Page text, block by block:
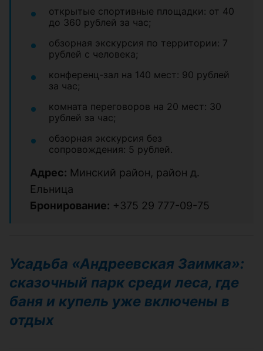
открытые спортивные площадки: от 40
до 360 рублей за час;
обзорная экскурсия по территории: 7
рублей с человека;
конференц-зал на 140 мест: 90 рублей
за час;
комната переговоров на 20 мест: 30
рублей за час;
обзорная экскурсия без
сопровождения: 5 рублей.
Адрес: Минский район, район д.
Ельница
Бронирование: +375 29 777-09-75
Усадьба «Андреевская Заимка»:
сказочный парк среди леса, где
баня и купель уже включены в
отдых